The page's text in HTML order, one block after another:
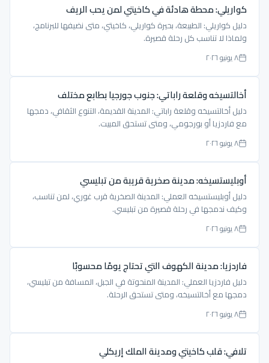
كواريلي: محطة هادئة في كاخيتي لمن يحب الريف
دليل كواريلي: الطبيعة، بحيرة كواريلي، كاخيتي، متى نضيفها للبرنامج،
ولماذا لا تناسب كل رحلة قصيرة.
٨ يونيو ٢٠٢٦
أخالتسيخه وقلعة راباتي: جنوب جورجيا بطابع مختلف
دليل أخالتسيخه وقلعة راباتي: المدينة القديمة، التنوع الثقافي، دمجها
مع فاردزيا أو بورجومي، ومتى تستحق المبيت.
٨ يونيو ٢٠٢٦
أوبليستسيخه: مدينة صخرية قريبة من تبليسي
دليل أوبليستسيخه العملي: المدينة الصخرية قرب غوري، لمن تناسب،
وكيف ندمجها في رحلة قصيرة من تبليسي.
٨ يونيو ٢٠٢٦
فاردزيا: مدينة الكهوف التي تحتاج يومًا محسوبًا
دليل فاردزيا العملي: المدينة المنحوتة في الجبل، المسافة من تبليسي،
دمجها مع أخالتسيخه، ومتى تستحق الرحلة.
٨ يونيو ٢٠٢٦
تلافي: قلب كاخيتي ومدينة الملك إريكلي